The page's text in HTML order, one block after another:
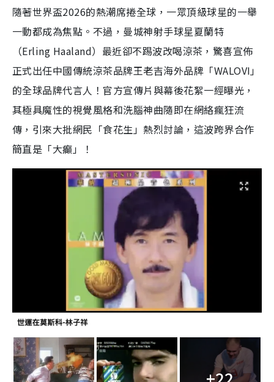
隨著世界盃2026的熱潮席捲全球，一眾頂級球星的一舉
一動都成為焦點。不過，曼城神射手球星夏蘭特
（Erling Haaland）最近卻不踢波改喝涼茶，驚喜宣佈
正式出任中國傳統涼茶品牌王老吉海外品牌「WALOVI」
的全球品牌代言人！官方宣傳片與幕後花絮一經曝光，
其極具魔性的視覺風格和洗腦神曲隨即在網絡瘋狂流
傳，引來大批網民「食花生」熱烈討論，這波跨界合作
簡直是「大癲」！